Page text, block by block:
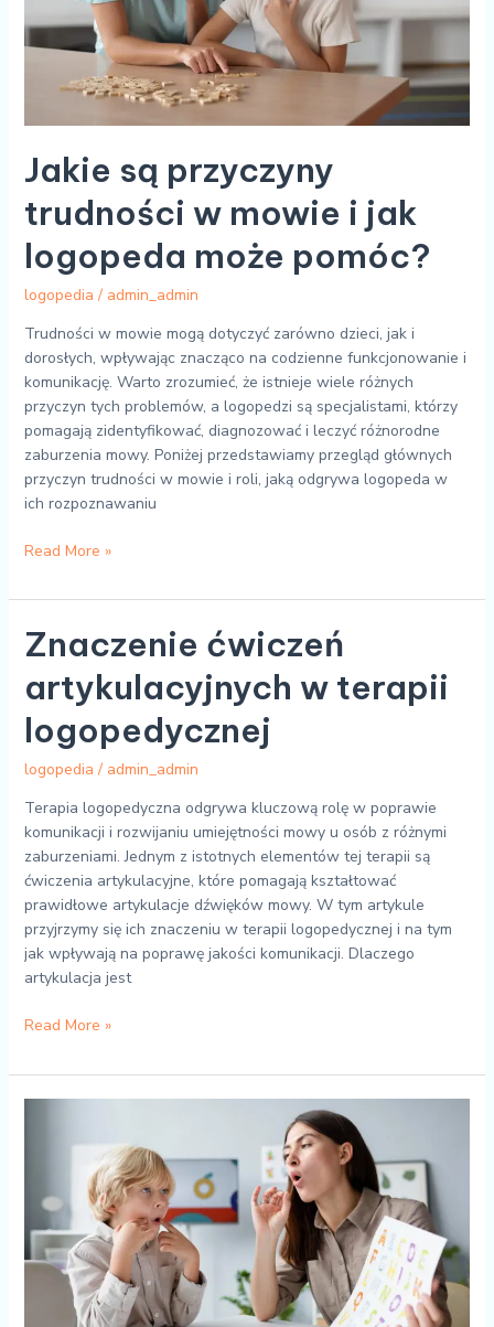
Jakie są przyczyny
trudności w mowie i jak
logopeda może pomóc?
logopedia / admin_admin
Trudności w mowie mogą dotyczyć zarówno dzieci, jak i
dorosłych, wpływając znacząco na codzienne funkcjonowanie i
komunikację. Warto zrozumieć, że istnieje wiele różnych
przyczyn tych problemów, a logopedzi są specjalistami, którzy
pomagają zidentyfikować, diagnozować i leczyć różnorodne
zaburzenia mowy. Poniżej przedstawiamy przegląd głównych
przyczyn trudności w mowie i roli, jaką odgrywa logopeda w
ich rozpoznawaniu
logopeda
może
pomóc?
Read More »
Znaczenie ćwiczeń
artykulacyjnych w terapii
logopedycznej
logopedia / admin_admin
Terapia logopedyczna odgrywa kluczową rolę w poprawie
komunikacji i rozwijaniu umiejętności mowy u osób z różnymi
zaburzeniami. Jednym z istotnych elementów tej terapii są
ćwiczenia artykulacyjne, które pomagają kształtować
prawidłowe artykulacje dźwięków mowy. W tym artykule
przyjrzymy się ich znaczeniu w terapii logopedycznej i na tym
jak wpływają na poprawę jakości komunikacji. Dlaczego
artykulacja jest
Znaczenie
ćwiczeń
artykulacyjnych
terapii
logopedycznej
Read More »
mowy
komunikacji